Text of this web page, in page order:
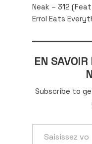
Neak – 312
Errol Eats
EN SAVOIR
Subscribe to
votre